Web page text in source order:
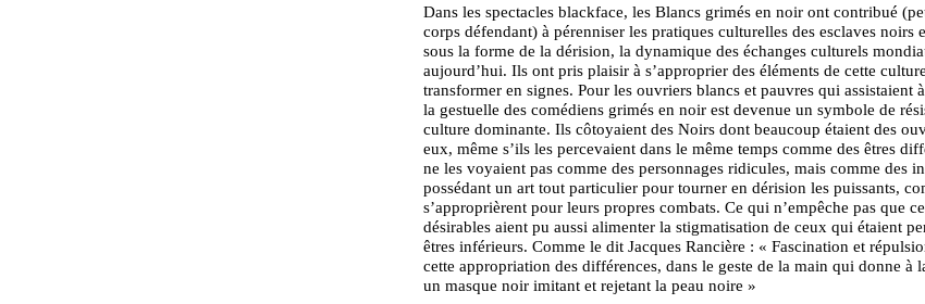
Dans les spectacles blackface, les Blancs grimés en noir ont contribué
corps défendant) à pérenniser les pratiques culturelles des esclaves noirs
sous la forme de la dérision, la dynamique des échanges culturels
aujourd’hui. Ils ont pris plaisir à s’approprier des éléments de cette
transformer en signes. Pour les ouvriers blancs et pauvres qui assistaient
la gestuelle des comédiens grimés en noir est devenue un symbole de
culture dominante. Ils côtoyaient des Noirs dont beaucoup étaient des
eux, même s’ils les percevaient dans le même temps comme des êtres
ne les voyaient pas comme des personnages ridicules, mais comme des
possédant un art tout particulier pour tourner en dérision les puissants,
s’approprièrent pour leurs propres combats. Ce qui n’empêche pas que
désirables aient pu aussi alimenter la stigmatisation de ceux qui étaient
êtres inférieurs. Comme le dit Jacques Rancière : « Fascination et
cette appropriation des différences, dans le geste de la main qui donne à
un masque noir imitant et rejetant la peau noire »